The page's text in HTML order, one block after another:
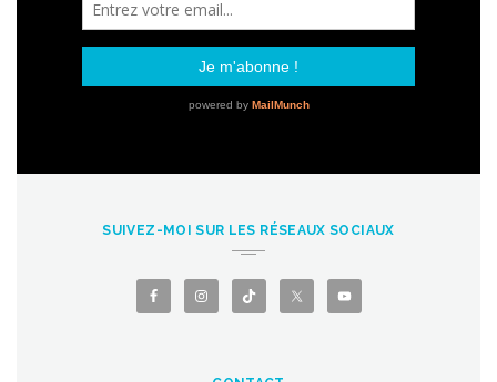
SUIVEZ-MOI SUR LES RÉSEAUX SOCIAUX